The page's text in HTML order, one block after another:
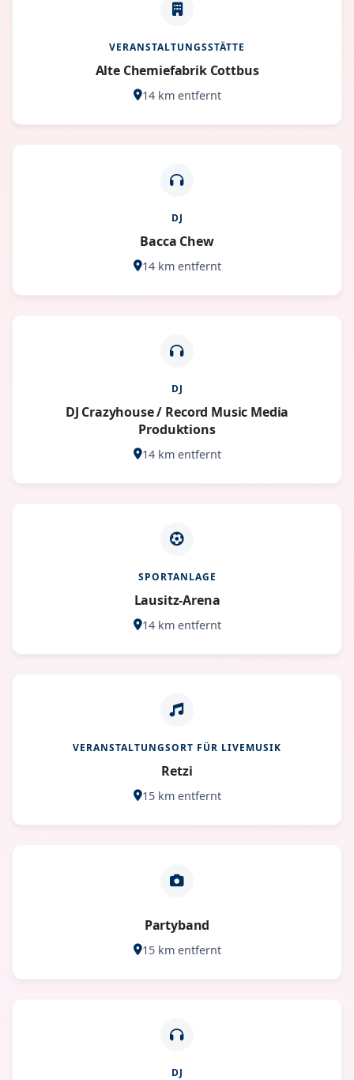
VERANSTALTUNGSSTÄTTE
Alte Chemiefabrik Cottbus
14 km entfernt
DJ
Bacca Chew
14 km entfernt
DJ
DJ Crazyhouse / Record Music Media
Produktions
14 km entfernt
SPORTANLAGE
Lausitz-Arena
14 km entfernt
VERANSTALTUNGSORT FÜR LIVEMUSIK
Retzi
15 km entfernt
Partyband
15 km entfernt
DJ